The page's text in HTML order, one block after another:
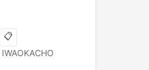
📋
IWAOKACHO